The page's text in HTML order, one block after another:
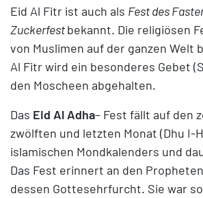
Eid Al Fitr ist auch als Fest des
Zuckerfestbekannt. Die religiösen
von Muslimen auf der ganzen Welt
Al Fitrwird ein besonderes Gebet
den Moscheen abgehalten.
Das Eid Al Adha– Fest fällt auf den
zwölften und letzten Monat (Dhu I-
islamischen Mondkalenders und
Das Fest erinnert an den
dessen Gottesehrfurcht. Sie war